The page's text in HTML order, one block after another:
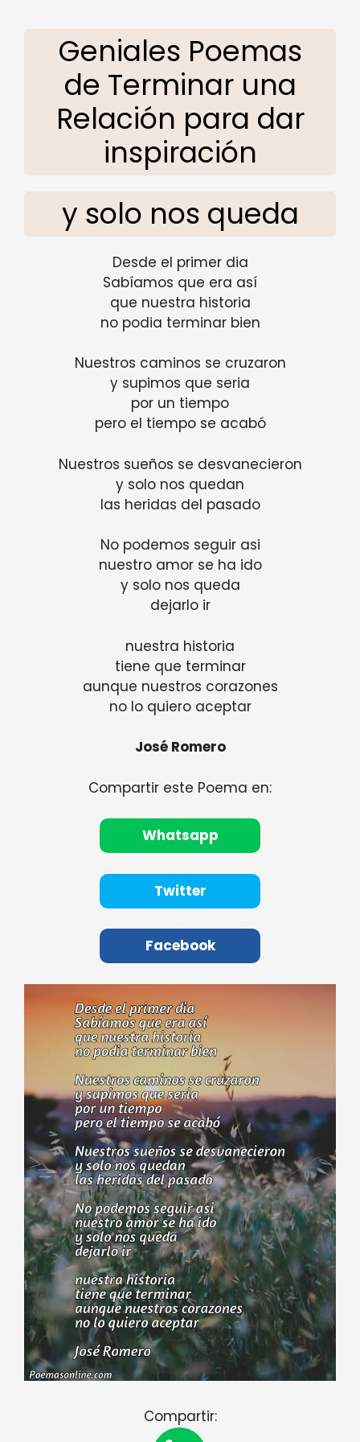
Geniales Poemas
de Terminar una
Relación para dar
inspiración
y solo nos queda
Desde el primer dia
Sabíamos que era así
que nuestra historia
no podia terminar bien
Nuestros caminos se cruzaron
y supimos que seria
por un tiempo
pero el tiempo se acabó
Nuestros sueños se desvanecieron
y solo nos quedan
las heridas del pasado
No podemos seguir asi
nuestro amor se ha ido
y solo nos queda
dejarlo ir
nuestra historia
tiene que terminar
aunque nuestros corazones
no lo quiero aceptar
José Romero
Compartir este Poema en:
Whatsapp
Twitter
Facebook
Compartir: